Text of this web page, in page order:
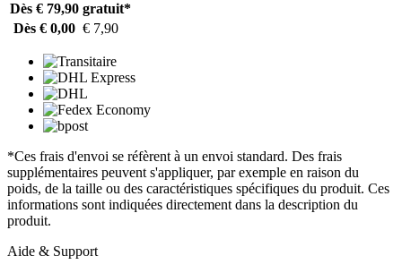
Dès € 79,90 gratuit*
Dès € 0,00 € 7,90
*Ces frais d'envoi se réfèrent à un envoi standard. Des frais
supplémentaires peuvent s'appliquer, par exemple en raison du
poids, de la taille ou des caractéristiques spécifiques du produit. Ces
informations sont indiquées directement dans la description du
produit.
Aide & Support